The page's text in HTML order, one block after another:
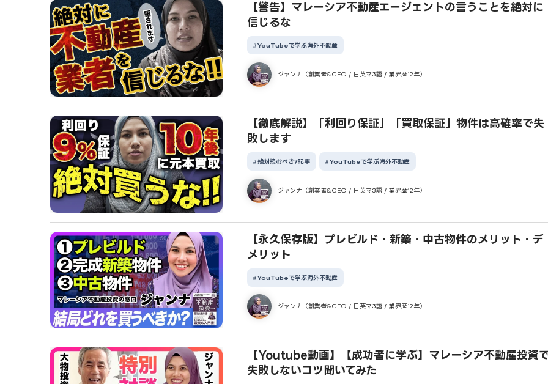
【警告】マレーシア不動産エージェントの言うことを絶対に
信じるな
YouTubeで学ぶ海外不動産
ジャンナ（創業者&CEO / 日英マ3語 / 業界歴12年）
【徹底解説】「利回り保証」「買取保証」物件は高確率で失
敗します
絶対読むべき7記事 YouTubeで学ぶ海外不動産
ジャンナ（創業者&CEO / 日英マ3語 / 業界歴12年）
【永久保存版】プレビルド・新築・中古物件のメリット・デ
メリット
YouTubeで学ぶ海外不動産
ジャンナ（創業者&CEO / 日英マ3語 / 業界歴12年）
【Youtube動画】【成功者に学ぶ】マレーシア不動産投資
失敗しないコツ聞いてみた